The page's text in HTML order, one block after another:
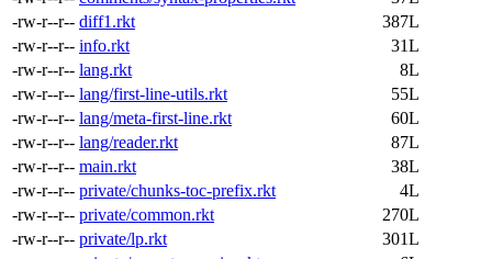
-rw-r--r-- diff1.rkt
387L
-rw-r--r-- info.rkt
31L
-rw-r--r-- lang.rkt
8L
-rw-r--r-- lang/first-line-utils.rkt
55L
-rw-r--r-- lang/meta-first-line.rkt
60L
-rw-r--r-- lang/reader.rkt
87L
-rw-r--r-- main.rkt
38L
-rw-r--r-- private/chunks-toc-prefix.rkt
4L
-rw-r--r-- private/common.rkt
270L
-rw-r--r-- private/lp.rkt
301L